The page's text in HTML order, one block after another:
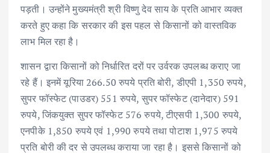
पड़ती। उन्होंने मुख्यमंत्री श्री विष्णु देव साय के प्रति आभार व्यक्त
करते हुए कहा कि सरकार की इस पहल से किसानों को वास्तविक
लाभ मिल रहा है।
शासन द्वारा किसानों को निर्धारित दरों पर उर्वरक उपलब्ध कराए जा
रहे हैं। इनमें यूरिया 266.50 रुपये प्रति बोरी, डीएपी 1,350 रुपये,
सुपर फॉस्फेट (पाउडर) 551 रुपये, सुपर फॉस्फेट (दानेदार) 591
रुपये, जिंकयुक्त सुपर फॉस्फेट 576 रुपये, टीएसपी 1,300 रुपये,
एनपीके 1,850 रुपये एवं 1,990 रुपये तथा पोटाश 1,975 रुपये
प्रति बोरी की दर से उपलब्ध कराया जा रहा है। इससे किसानों को